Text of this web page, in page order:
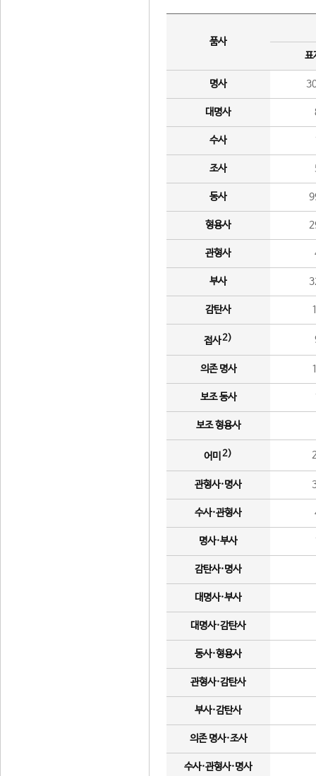
품사
표
명사
대명사
수사
조사
동사
형용사
관형사
부사
감탄사
접사2)
의존 명사
보조 동사
보조 형용사
어미 2)
관형사·명사
수사·관형사
명사·부사
감탄사·명사
대명사·부사
대명사·감탄사
동사·형용사
관형사·감탄사
부사·감탄사
의존 명사·조사
수사·관형사·명사